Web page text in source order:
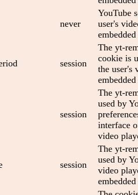
never
YouTube
user's
session
The yt-
cookie is
the user's
session
The yt-
used by
interface
video
session
The yt-
used by
video